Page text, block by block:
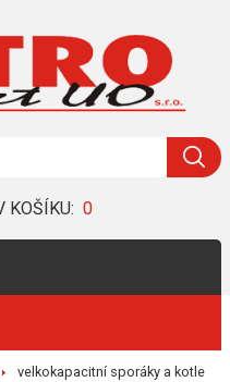
KOŠÍKU: 0
velkokapacitní sporáky a kotle